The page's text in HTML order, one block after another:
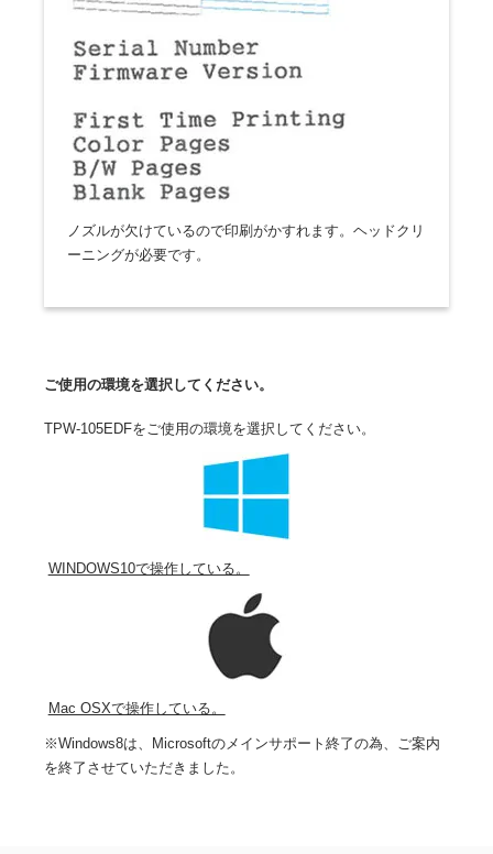
ノズルが欠けているので印刷がかすれます。ヘッドクリ
ーニングが必要です。
ご使用の環境を選択してください。
TPW-105EDFをご使用の環境を選択してください。
WINDOWS10で操作している。
Mac OSXで操作している。
※Windows8は、Microsoftのメインサポート終了の為、ご案内
を終了させていただきました。